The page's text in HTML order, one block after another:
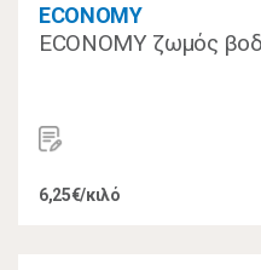
ECONOMY
ECONOMY ζωμός
6,25€/κιλό